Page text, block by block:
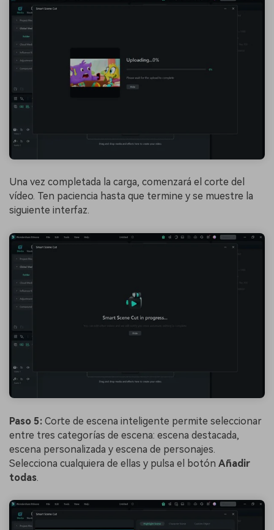
Una vez completada la carga, comenzará el corte del
vídeo. Ten paciencia hasta que termine y se muestre la
siguiente interfaz.
Paso 5: Corte de escena inteligente permite seleccionar
entre tres categorías de escena: escena destacada,
escena personalizada y escena de personajes.
Selecciona cualquiera de ellas y pulsa el botón Añadir
todas.